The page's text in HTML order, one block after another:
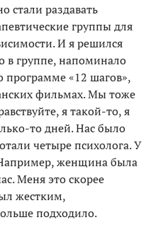
стали раздавать
группы для
И я решился
в группе, напоминало
программе «12 шагов»,
фильмах. Мы тоже
я такой-то, я
то дней. Нас было
четыре психолога. У
женщина была
Меня это скорее
жестким,
подходило.